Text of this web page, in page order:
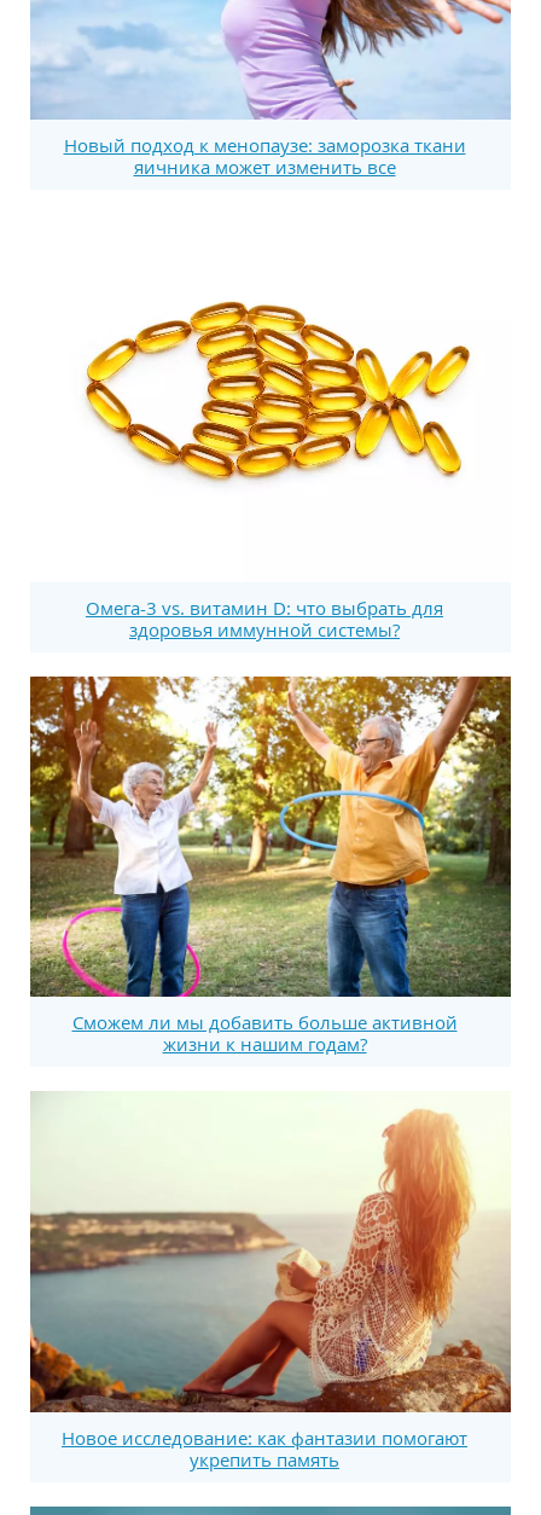
Новый подход к менопаузе: заморозка ткани
яичника может изменить все
Омега-3 vs. витамин D: что выбрать для
здоровья иммунной системы?
Сможем ли мы добавить больше активной
жизни к нашим годам?
Новое исследование: как фантазии помогают
укрепить память